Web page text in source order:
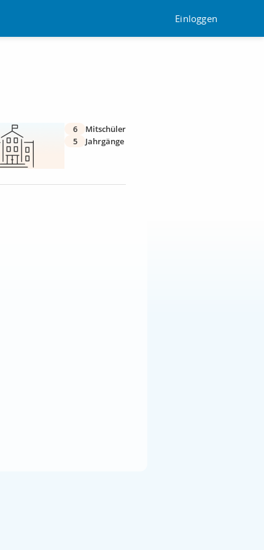
Einloggen
6
Mitschüler
5
Jahrgänge